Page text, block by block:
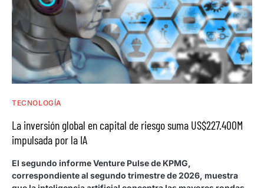
TECNOLOGÍA
La inversión global en capital de riesgo suma US$227.400M
impulsada por la IA
El segundo informe Venture Pulse de KPMG,
correspondiente al segundo trimestre de 2026, muestra